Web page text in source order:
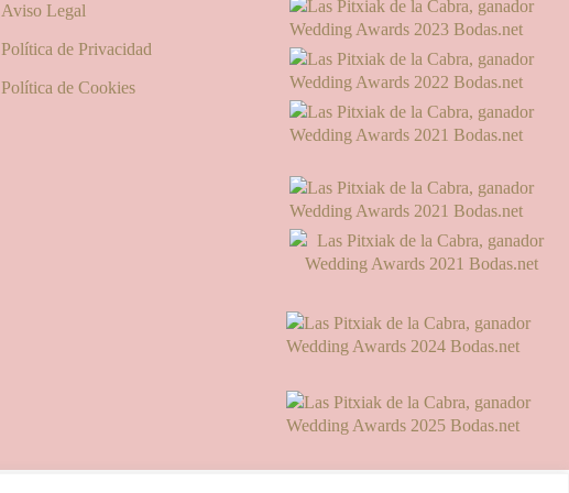
Aviso Legal
Política de Privacidad
Política de Cookies